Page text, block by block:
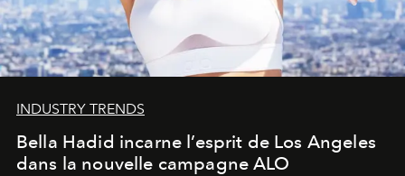
INDUSTRY TRENDS
Bella Hadid incarne l’esprit de Los Angeles
dans la nouvelle campagne ALO